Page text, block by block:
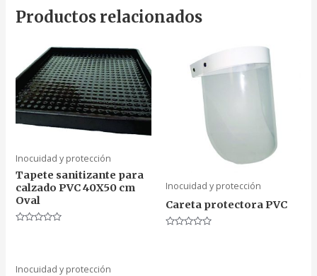
Productos relacionados
Inocuidad y protección
Tapete sanitizante para
calzado PVC 40X50 cm
Oval
Inocuidad y protección
Careta protectora PVC
Inocuidad y protección